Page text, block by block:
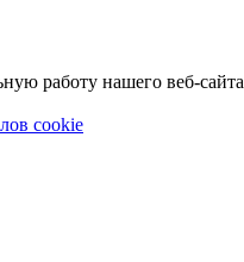
работу нашего веб-
cookie